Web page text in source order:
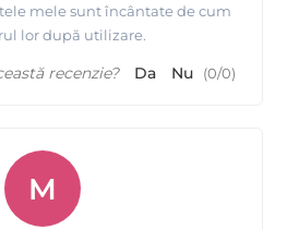
mele sunt încântate de cum
lor după utilizare.
recenzie? Da Nu (0/0)
M